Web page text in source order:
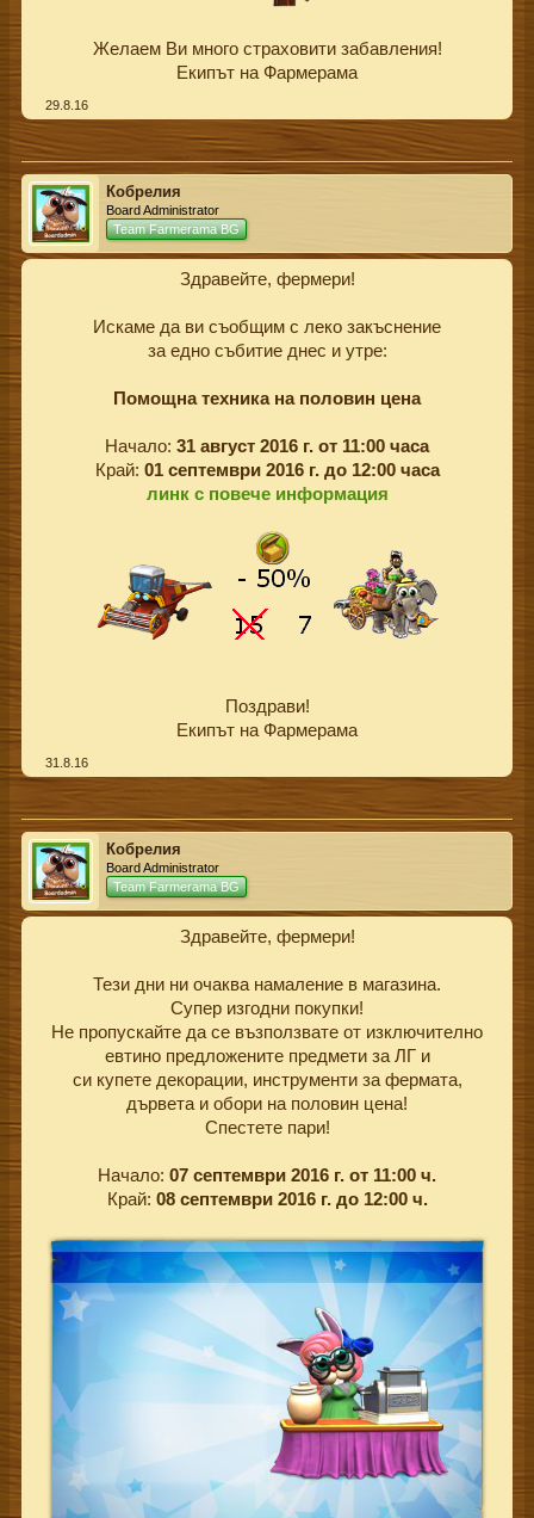
Желаем Ви много страховити забавления!
Екипът на Фармерама​
29.8.16
Кобрелия
Board Administrator
Team Farmerama BG
Здравейте, фермери!
Искаме да ви съобщим с леко закъснение
за едно събитие днес и утре:
Помощна техника на половин цена
Начало: 31 август 2016 г. от 11:00 часа
Край: 01 септември 2016 г. до 12:00 часа
линк с повече информация
Поздрави!
Екипът на Фармерама​
31.8.16
Кобрелия
Board Administrator
Team Farmerama BG
Здравейте, фермери!
Тези дни ни очаква намаление в магазина.
Супер изгодни покупки!
Не пропускайте да се възползвате от изключително
евтино предложените предмети за ЛГ и
си купете декорации, инструменти за фермата,
дървета и обори на половин цена!
Спестете пари!
Начало: 07 септември 2016 г. от 11:00 ч.
Край: 08 септември 2016 г. до 12:00 ч.